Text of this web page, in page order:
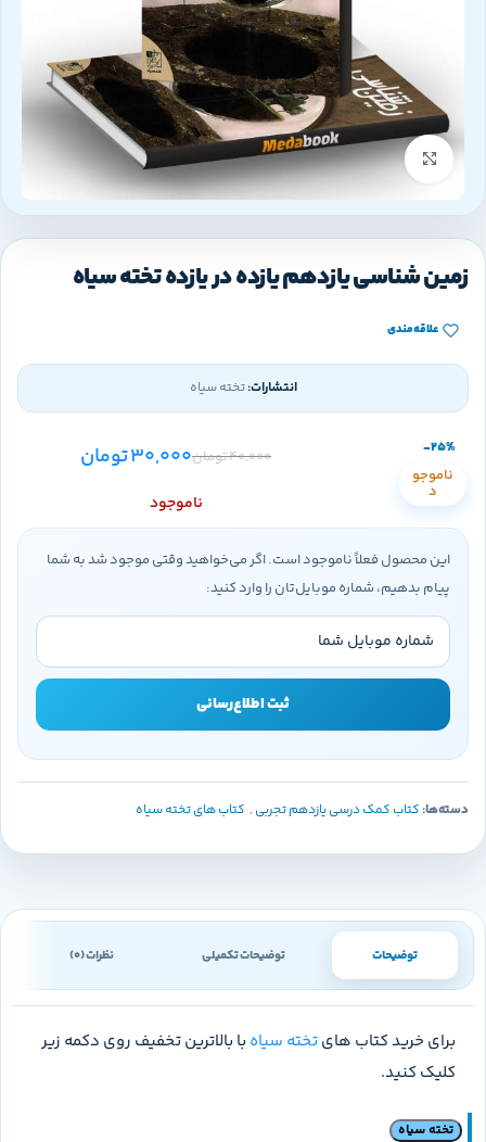
بزرگنمایی تصویر
زمین شناسی یازدهم یازده در یازده تخته سیاه
علاقه‌مندی
انتشارات:تخته سیاه
-25%
ناموجو
د
40,000تومان30,000تومان
ناموجود
این محصول فعلاً ناموجود است. اگر می‌خواهید وقتی موجود شد به شما
پیام بدهیم، شماره موبایل‌تان را وارد کنید:
ثبت اطلاع‌رسانی
دسته‌ها:کتاب کمک درسی یازدهم تجربی , کتاب های تخته سیاه
توضیحات توضیحات تکمیلی نظرات (0)
برای خرید کتاب هایتخته سیاه با بالاترین تخفیف روی دکمه زیر
کلیک کنید.
تخته سیاه